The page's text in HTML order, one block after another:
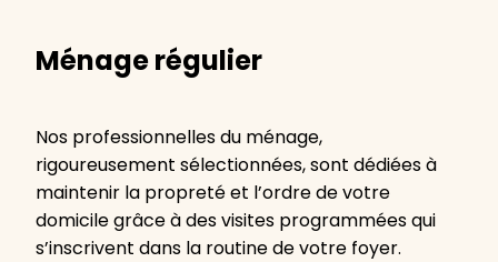
Ménage régulier
Nos professionnelles du ménage,
rigoureusement sélectionnées, sont dédiées à
maintenir la propreté et l’ordre de votre
domicile grâce à des visites programmées qui
s’inscrivent dans la routine de votre foyer.